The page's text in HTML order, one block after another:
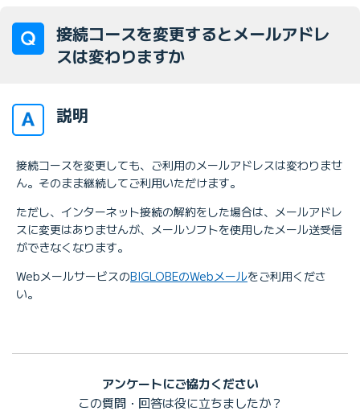
接続コースを変更するとメールアドレ
スは変わりますか
説明
接続コースを変更しても、ご利用のメールアドレスは変わりませ
ん。そのまま継続してご利用いただけます。
ただし、インターネット接続の解約をした場合は、メールアドレ
スに変更はありませんが、メールソフトを使用したメール送受信
ができなくなります。
WebメールサービスのBIGLOBEのWebメールをご利用くださ
い。
アンケートにご協力ください
この質問・回答は役に立ちましたか？